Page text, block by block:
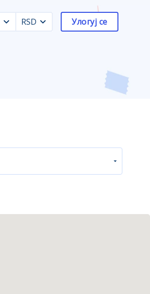
RSD Улогуј се